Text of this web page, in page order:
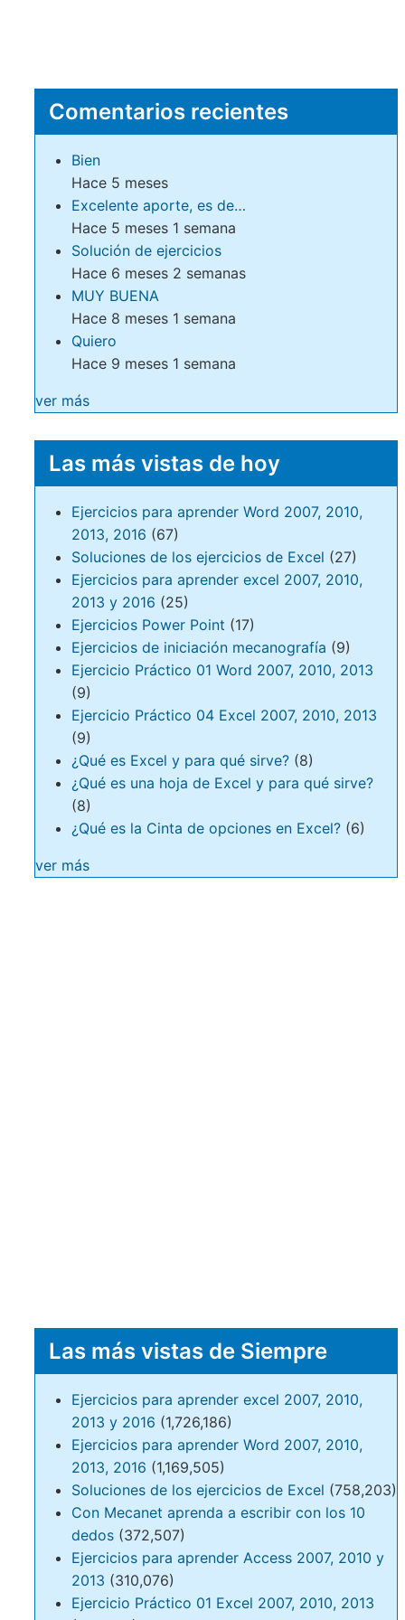
Comentarios recientes
Bien
Hace 5 meses
Excelente aporte, es de…
Hace 5 meses 1 semana
Solución de ejercicios
Hace 6 meses 2 semanas
MUY BUENA
Hace 8 meses 1 semana
Quiero
Hace 9 meses 1 semana
ver más
Las más vistas de hoy
Ejercicios para aprender Word 2007, 2010,
2013, 2016 (67)
Soluciones de los ejercicios de Excel (27)
Ejercicios para aprender excel 2007, 2010,
2013 y 2016 (25)
Ejercicios Power Point (17)
Ejercicios de iniciación mecanografía (9)
Ejercicio Práctico 01 Word 2007, 2010, 2013
(9)
Ejercicio Práctico 04 Excel 2007, 2010, 2013
(9)
¿Qué es Excel y para qué sirve? (8)
¿Qué es una hoja de Excel y para qué sirve?
(8)
¿Qué es la Cinta de opciones en Excel? (6)
ver más
Las más vistas de Siempre
Ejercicios para aprender excel 2007, 2010,
2013 y 2016 (1,726,186)
Ejercicios para aprender Word 2007, 2010,
2013, 2016 (1,169,505)
Soluciones de los ejercicios de Excel (758,203)
Con Mecanet aprenda a escribir con los 10
dedos (372,507)
Ejercicios para aprender Access 2007, 2010 y
2013 (310,076)
Ejercicio Práctico 01 Excel 2007, 2010, 2013